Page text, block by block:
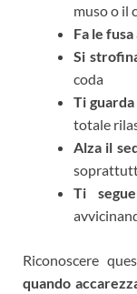
muso o il
Fa le fusa
Si
coda
Ti
totale
Alza il
Ti
Riconoscere
quando